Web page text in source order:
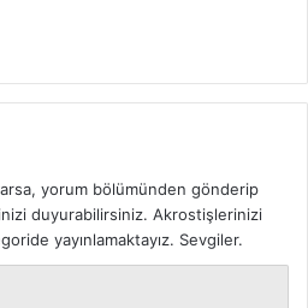
yorum bölümünden gönderip
duyurabilirsiniz. Akrostişlerinizi
yayınlamaktayız. Sevgiler.